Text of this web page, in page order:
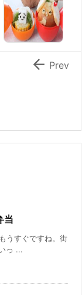
 Prev
当
うすぐですね。街
っ ...